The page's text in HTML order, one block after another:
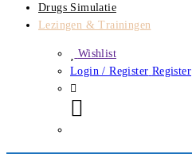
Drugs Simulatie
Lezingen & Trainingen
Wishlist
Login / Register Register